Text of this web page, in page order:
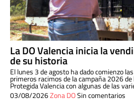
La DO Valencia inicia la
de su historia
El lunes 3 de agosto ha dado comienzo
primeros racimos de la campaña 2026
Protegida Valencia con algunas de las
03/08/2026Zona DOSin comentarios